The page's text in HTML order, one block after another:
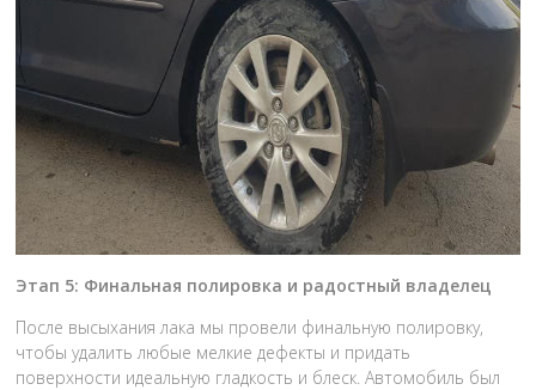
Этап 5: Финальная полировка и радостный владелец
После высыхания лака мы провели финальную полировку,
чтобы удалить любые мелкие дефекты и придать
поверхности идеальную гладкость и блеск. Автомобиль был